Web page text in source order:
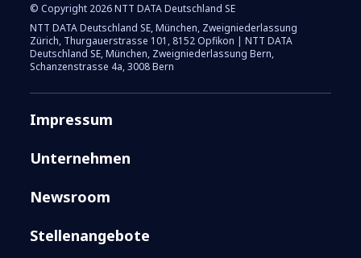
SASE löst Ihre
Sicherheitsprobleme
© Copyright 2026 NTT DATA Deutschland SE
NTT DATA Deutschland SE, München, Zweigniederlassung
Zürich, Thurgauerstrasse 101, 8152 Opfikon | NTT DATA
Deutschland SE, München, Zweigniederlassung Bern,
Schanzenstrasse 4a, 3008 Bern
Impressum
Unternehmen
Newsroom
Stellenangebote